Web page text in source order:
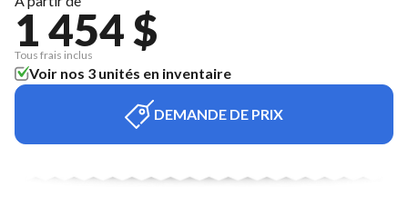
1 454 $
Tous frais inclus
Voir nos 3 unités en inventaire
DEMANDE DE PRIX